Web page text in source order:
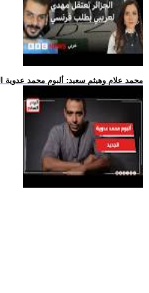
.. محمد علام وهيثم سعيد: ألبوم محمد عدوية